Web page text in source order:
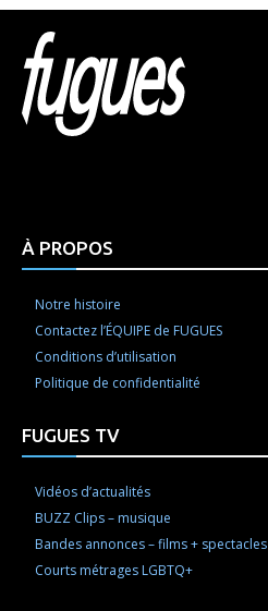
À PROPOS
Notre histoire
Contactez l’ÉQUIPE de FUGUES
Conditions d’utilisation
Politique de confidentialité
FUGUES TV
Vidéos d’actualités
BUZZ Clips – musique
Bandes annonces – films + spectacles
Courts métrages LGBTQ+